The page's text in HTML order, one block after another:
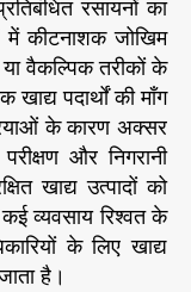
रसायनों का
में कीटनाशक जोखिम
वैकल्पिक तरीकों के
पदार्थों की माँग
के कारण अक्सर
और निगरानी
खाद्य उत्पादों को
व्यवसाय रिश्वत के
के लिए खाद्य
है।